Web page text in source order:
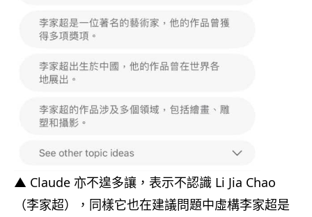
▲ Claude 亦不遑多讓，表示不認識 Li Jia Chao
（李家超），同樣它也在建議問題中虛構李家超是